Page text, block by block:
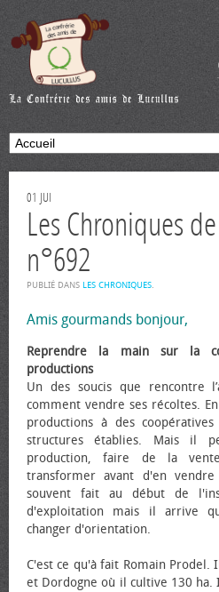
01 JUI
Les Chroniques
n°692
PUBLIÉ DANS LES CHRONIQUES.
Amis gourmands bonjour,
Reprendre la main sur la
productions
Un des soucis que rencontre
comment vendre ses récoltes.
productions à des
structures établies. Mais il
production, faire de la
transformer avant d'en
souvent fait au début de
d'exploitation mais il arrive
changer d'orientation.
C'est ce qu'à fait Romain
et Dordogne où il cultive 130